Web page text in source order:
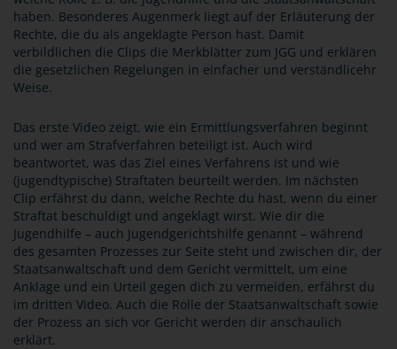
haben. Besonderes Augenmerk liegt auf der Erläuterung der
Rechte, die du als angeklagte Person hast. Damit
verbildlichen die Clips die Merkblätter zum JGG und erklären
die gesetzlichen Regelungen in einfacher und verständlicehr
Weise.
Das erste Video zeigt, wie ein Ermittlungsverfahren beginnt
und wer am Strafverfahren beteiligt ist. Auch wird
beantwortet, was das Ziel eines Verfahrens ist und wie
(jugendtypische) Straftaten beurteilt werden. Im nächsten
Clip erfährst du dann, welche Rechte du hast, wenn du einer
Straftat beschuldigt und angeklagt wirst. Wie dir die
Jugendhilfe – auch Jugendgerichtshilfe genannt – während
des gesamten Prozesses zur Seite steht und zwischen dir, der
Staatsanwaltschaft und dem Gericht vermittelt, um eine
Anklage und ein Urteil gegen dich zu vermeiden, erfährst du
im dritten Video. Auch die Rolle der Staatsanwaltschaft sowie
der Prozess an sich vor Gericht werden dir anschaulich
erklärt.